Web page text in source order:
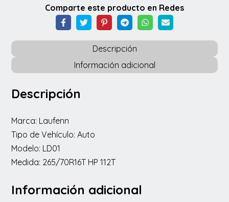
Comparte este producto en Redes
Descripción
Información adicional
Descripción
Marca: Laufenn
Tipo de Vehículo: Auto
Modelo: LD01
Medida: 265/70R16T HP 112T
Información adicional